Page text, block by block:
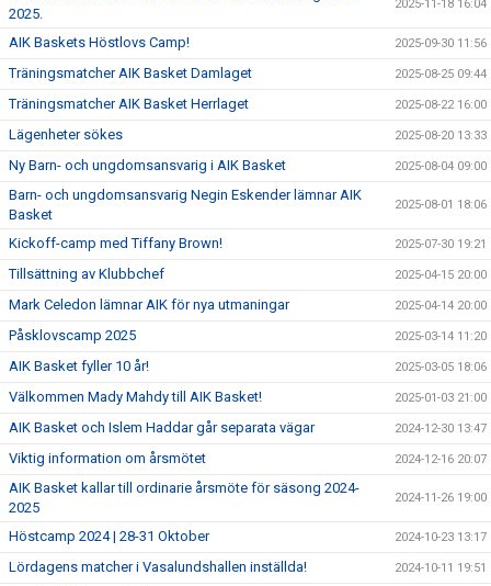
2025.
2025-11-18 16:04
AIK Baskets Höstlovs Camp! 2025-09-30 11:56
Träningsmatcher AIK Basket Damlaget 2025-08-25 09:44
Träningsmatcher AIK Basket Herrlaget 2025-08-22 16:00
Lägenheter sökes 2025-08-20 13:33
Ny Barn- och ungdomsansvarig i AIK Basket 2025-08-04 09:00
Barn- och ungdomsansvarig Negin Eskender lämnar AIK
Basket
2025-08-01 18:06
Kickoff-camp med Tiffany Brown! 2025-07-30 19:21
Tillsättning av Klubbchef 2025-04-15 20:00
Mark Celedon lämnar AIK för nya utmaningar 2025-04-14 20:00
Påsklovscamp 2025 2025-03-14 11:20
AIK Basket fyller 10 år! 2025-03-05 18:06
Välkommen Mady Mahdy till AIK Basket! 2025-01-03 21:00
AIK Basket och Islem Haddar går separata vägar 2024-12-30 13:47
Viktig information om årsmötet 2024-12-16 20:07
AIK Basket kallar till ordinarie årsmöte för säsong 2024-
2025
2024-11-26 19:00
Höstcamp 2024 | 28-31 Oktober 2024-10-23 13:17
Lördagens matcher i Vasalundshallen inställda! 2024-10-11 19:51